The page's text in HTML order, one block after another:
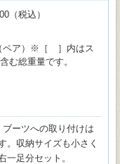
（税込）
ペア）※［ ］内はス
む総重量です。
ーツへの取り付けは
。収納サイズも小さく
一足分セット。